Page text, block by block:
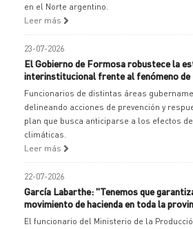
en el Norte argentino.
Leer más
23-07-2026
El Gobierno de Formosa robustece la
interinstitucional frente al fenómeno de
Funcionarios de distintas áreas
delineando acciones de prevención y
plan que busca anticiparse a los efectos
climáticas.
Leer más
22-07-2026
García Labarthe: "Tenemos que
movimiento de hacienda en toda la
El funcionario del Ministerio de la